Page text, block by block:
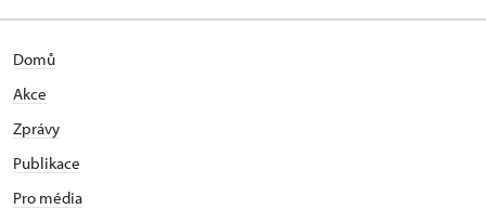
Domů
Akce
Zprávy
Publikace
Pro média